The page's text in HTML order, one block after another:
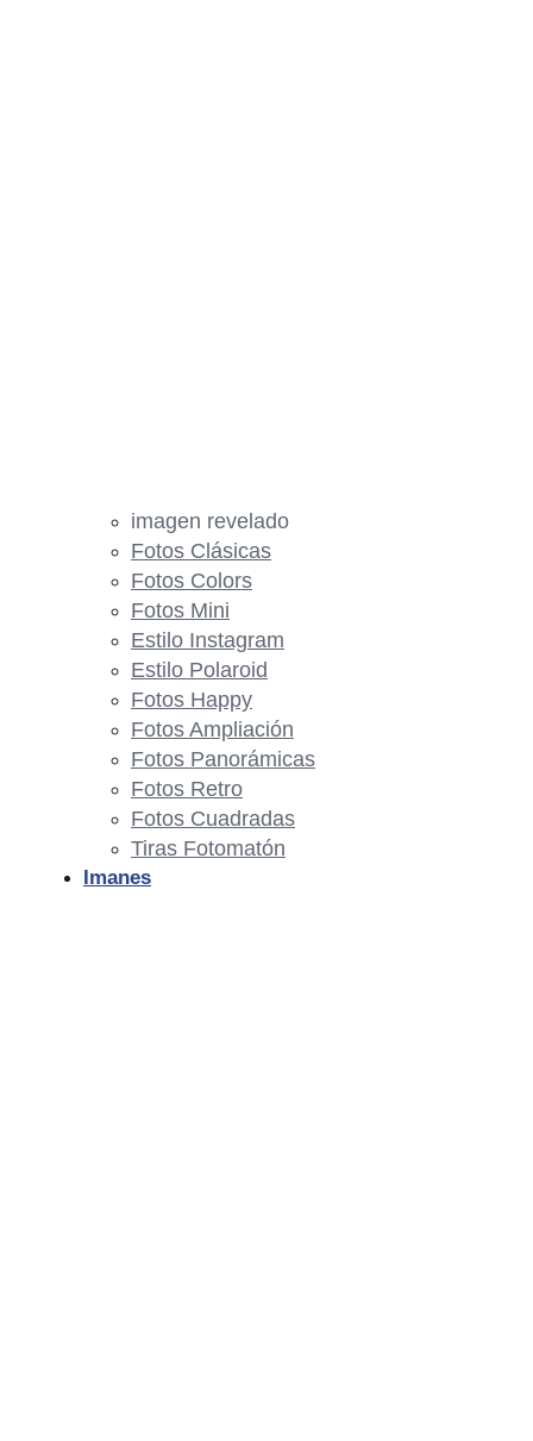
imagen revelado
Fotos Clásicas
Fotos Colors
Fotos Mini
Estilo Instagram
Estilo Polaroid
Fotos Happy
Fotos Ampliación
Fotos Panorámicas
Fotos Retro
Fotos Cuadradas
Tiras Fotomatón
Imanes